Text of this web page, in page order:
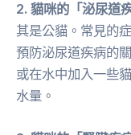
2. 貓咪的「泌尿道
其是公貓。常見的
預防泌尿道疾病的
或在水中加入一些
水量。